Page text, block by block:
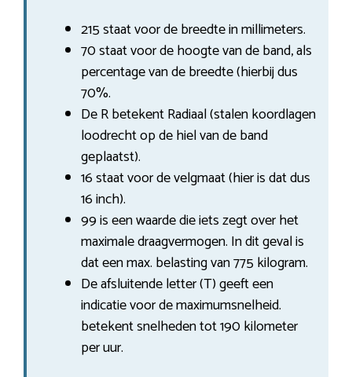
215 staat voor de breedte in millimeters.
70 staat voor de hoogte van de band, als
percentage van de breedte (hierbij dus
70%.
De R betekent Radiaal (stalen koordlagen
loodrecht op de hiel van de band
geplaatst).
16 staat voor de velgmaat (hier is dat dus
16 inch).
99 is een waarde die iets zegt over het
maximale draagvermogen. In dit geval is
dat een max. belasting van 775 kilogram.
De afsluitende letter (T) geeft een
indicatie voor de maximumsnelheid.
betekent snelheden tot 190 kilometer
per uur.